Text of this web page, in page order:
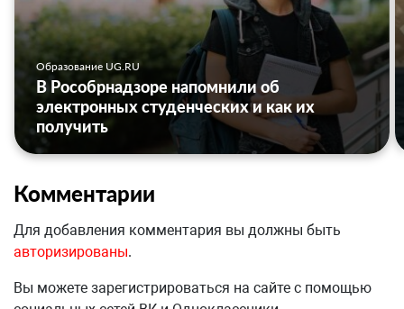
Образование UG.RU
В Рособрнадзоре напомнили об
электронных студенческих и как их
получить
Комментарии
Для добавления комментария вы должны быть
авторизированы.
Вы можете зарегистрироваться на сайте с помощью